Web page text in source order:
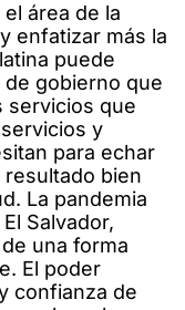
área de la
enfatizar más la
puede
gobierno que
servicios que
y
para echar
resultado bien
La pandemia
Salvador,
una forma
El poder
confianza de